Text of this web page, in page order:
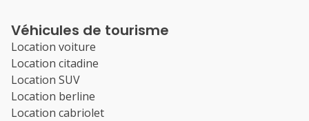
Véhicules de tourisme
Location voiture
Location citadine
Location SUV
Location berline
Location cabriolet